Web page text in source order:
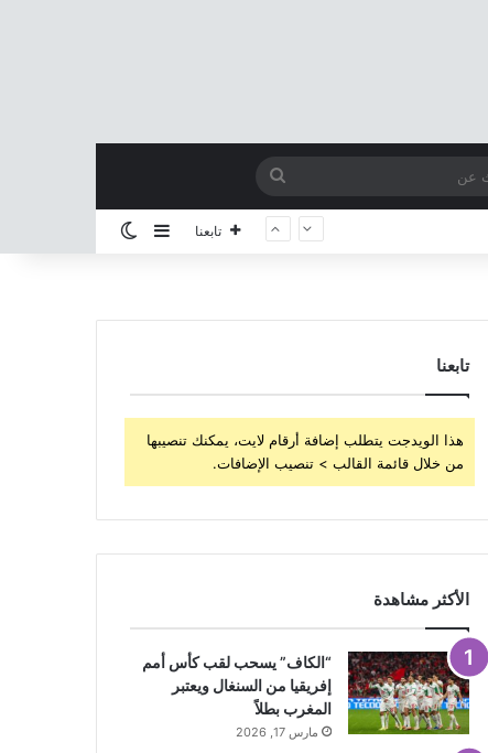
بحث
عن
تابعنا إضافة عمود جانبي
الوضع المظلم
تابعنا
هذا الويدجت يتطلب إضافة أرقام لايت، يمكنك تنصيبها
من خلال قائمة القالب > تنصيب الإضافات.
الأكثر مشاهدة
“الكاف” يسحب لقب كأس أمم
إفريقيا من السنغال ويعتبر
المغرب بطلاً
مارس 17, 2026